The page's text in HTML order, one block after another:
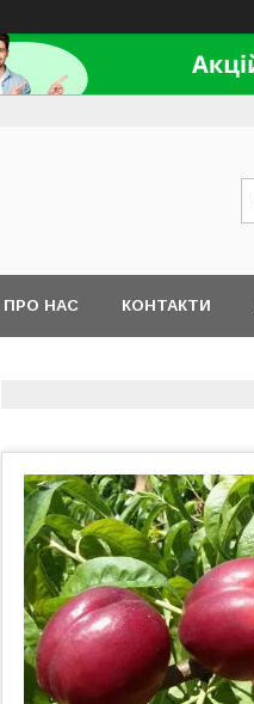
ПРО НАС КОНТАКТИ